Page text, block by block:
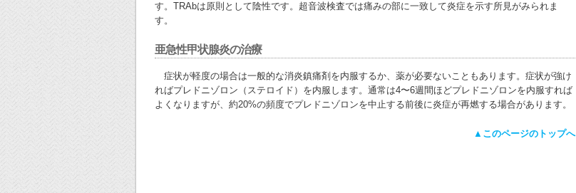
す。TRAbは原則として陰性です。超音波検査では痛みの部に一致して炎症を示す所見がみられま
す。
亜急性甲状腺炎の治療
症状が軽度の場合は一般的な消炎鎮痛剤を内服するか、薬が必要ないこともあります。症状が強け
ればプレドニゾロン（ステロイド）を内服します。通常は4〜6週間ほどプレドニゾロンを内服すれば
よくなりますが、約20%の頻度でプレドニゾロンを中止する前後に炎症が再燃する場合があります。
▲このページのトップへ